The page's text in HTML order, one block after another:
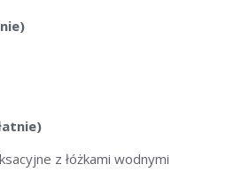
z łóżkami wodnymi